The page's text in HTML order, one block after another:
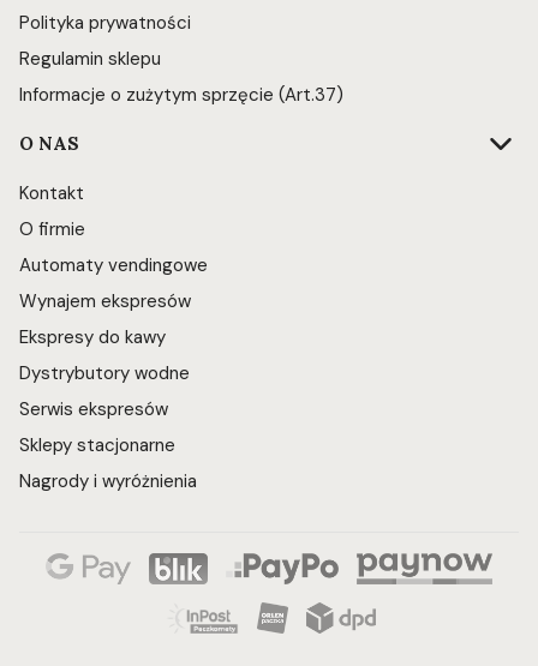
Polityka prywatności
Regulamin sklepu
Informacje o zużytym sprzęcie (Art.37)
O NAS
Kontakt
O firmie
Automaty vendingowe
Wynajem ekspresów
Ekspresy do kawy
Dystrybutory wodne
Serwis ekspresów
Sklepy stacjonarne
Nagrody i wyróżnienia